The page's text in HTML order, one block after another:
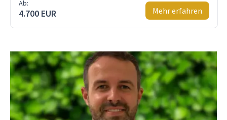
Ab:
4.700 EUR Mehr erfahren
Gerne stehe ich dir für Fragen und Auskünfte über
das Kontaktformular zur Verfügung.
Oder auch telefonisch unter +49 30 6167 558-26